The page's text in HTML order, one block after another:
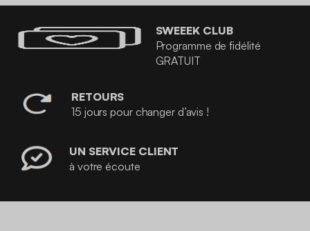
SWEEEK CLUB
Programme de fidélité
GRATUIT
RETOURS
15 jours pour changer d’avis !
UN SERVICE CLIENT
à votre écoute